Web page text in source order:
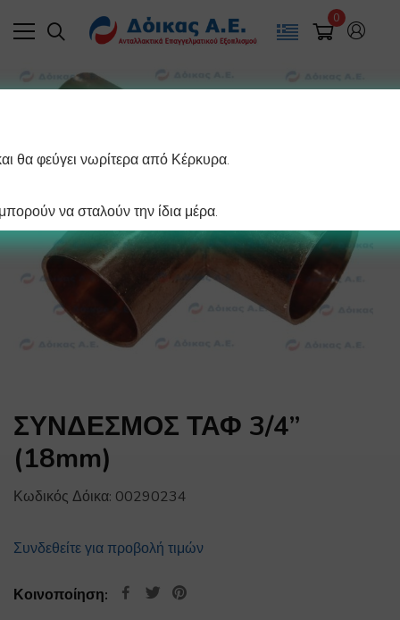
0
ΣΥΝΔΕΣΜΟΣ ΤΑΦ 3/4”
(18mm)
Κωδικός Δόικα: 00290234
Συνδεθείτε για προβολή τιμών
Κοινοποίηση:
θα φεύγει νωρίτερα από Κέρκυρα.
να σταλούν την ίδια μέρα.